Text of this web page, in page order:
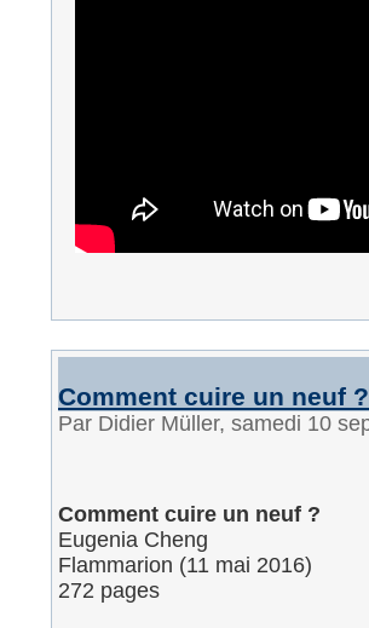
Comment cuire un neuf ?
Par Didier Müller, samedi 10
Comment cuire un neuf ?
Eugenia Cheng
Flammarion (11 mai 2016)
272 pages